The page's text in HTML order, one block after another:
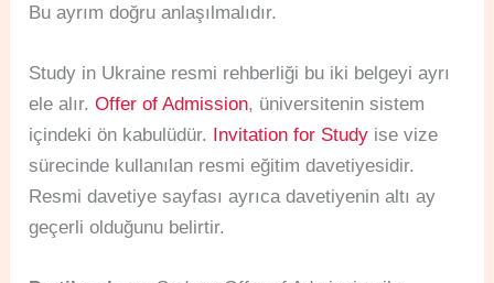
Bu ayrım doğru anlaşılmalıdır.
Study in Ukraine resmi rehberliği bu iki belgeyi ayrı
ele alır.Offer of Admission, üniversitenin sistem
içindeki ön kabulüdür. Invitation for Study ise vize
sürecinde kullanılan resmi eğitim davetiyesidir.
Resmi davetiye sayfası ayrıca davetiyenin altı ay
geçerli olduğunu belirtir.